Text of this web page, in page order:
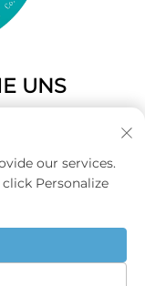
UNS
our services.
Personalize